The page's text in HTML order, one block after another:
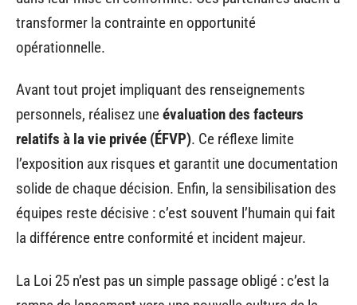
transformer la contrainte en opportunité
opérationnelle.
Avant tout projet impliquant des renseignements
personnels, réalisez uneévaluation des facteurs
relatifs à la vie privée (ÉFVP). Ce réflexe limite
l’exposition aux risques et garantit une documentation
solide de chaque décision. Enfin, la sensibilisation des
équipes reste décisive : c’est souvent l’humain qui fait
la différence entre conformité et incident majeur.
La Loi 25 n’est pas un simple passage obligé : c’est la